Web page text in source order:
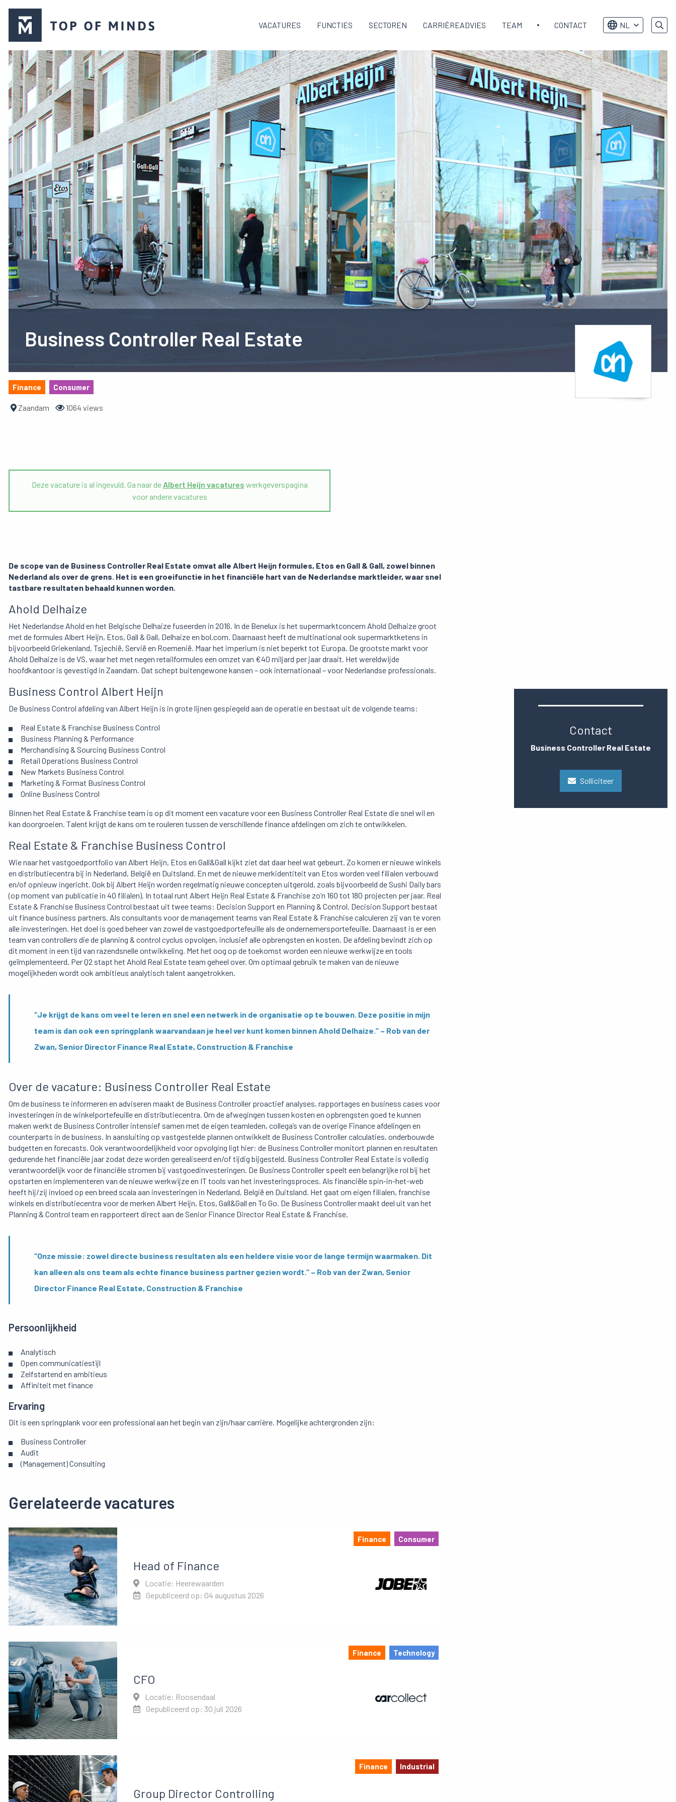
logo
VACATURES FUNCTIES SECTOREN CARRIÈREADVIES TEAM CONTACT NL
Business Controller Real Estate
Finance Consumer
Zaandam 1064 views
Deze vacature is al ingevuld. Ga naar de Albert Heijn vacatures werkgeverspagina
voor andere vacatures
De scope van de Business Controller Real Estate omvat alle Albert Heijn formules, Etos en Gall & Gall, zowel binnen
Nederland als over de grens. Het is een groeifunctie in het financiële hart van de Nederlandse marktleider, waar snel
tastbare resultaten behaald kunnen worden.
Ahold Delhaize
Het Nederlandse Ahold en het Belgische Delhaize fuseerden in 2016. In de Benelux is het supermarktconcern Ahold Delhaize groot
met de formules Albert Heijn, Etos, Gall & Gall, Delhaize en bol.com. Daarnaast heeft de multinational ook supermarktketens in
bijvoorbeeld Griekenland, Tsjechië, Servië en Roemenië. Maar het imperium is niet beperkt tot Europa. De grootste markt voor
Ahold Delhaize is de VS, waar het met negen retailformules een omzet van €40 miljard per jaar draait. Het wereldwijde
hoofdkantoor is gevestigd in Zaandam. Dat schept buitengewone kansen – ook internationaal – voor Nederlandse professionals.
Business Control Albert Heijn
De Business Control afdeling van Albert Heijn is in grote lijnen gespiegeld aan de operatie en bestaat uit de volgende teams:
Real Estate & Franchise Business Control
Business Planning & Performance
Merchandising & Sourcing Business Control
Retail Operations Business Control
New Markets Business Control
Marketing & Format Business Control
Online Business Control
Binnen het Real Estate & Franchise team is op dit moment een vacature voor een Business Controller Real Estate die snel wil en
kan doorgroeien. Talent krijgt de kans om te rouleren tussen de verschillende finance afdelingen om zich te ontwikkelen.
Real Estate & Franchise Business Control
Wie naar het vastgoedportfolio van Albert Heijn, Etos en Gall&Gall kijkt ziet dat daar heel wat gebeurt. Zo komen er nieuwe winkels
en distributiecentra bij in Nederland, België en Duitsland. En met de nieuwe merkidentiteit van Etos worden veel filialen verbouwd
en/of opnieuw ingericht. Ook bij Albert Heijn worden regelmatig nieuwe concepten uitgerold, zoals bijvoorbeeld de Sushi Daily bars
(op moment van publicatie in 40 filialen). In totaal runt Albert Heijn Real Estate & Franchise zo’n 160 tot 180 projecten per jaar. Real
Estate & Franchise Business Control bestaat uit twee teams: Decision Support en Planning & Control. Decision Support bestaat
uit finance business partners. Als consultants voor de management teams van Real Estate & Franchise calculeren zij van te voren
alle investeringen. Het doel is goed beheer van zowel de vastgoedportefeuille als de ondernemersportefeuille. Daarnaast is er een
team van controllers die de planning & control cyclus opvolgen, inclusief alle opbrengsten en kosten. De afdeling bevindt zich op
dit moment in een tijd van razendsnelle ontwikkeling. Met het oog op de toekomst worden een nieuwe werkwijze en tools
geïmplementeerd. Per Q2 stapt het Ahold Real Estate team geheel over. Om optimaal gebruik te maken van de nieuwe
mogelijkheden wordt ook ambitieus analytisch talent aangetrokken.
“Je krijgt de kans om veel te leren en snel een netwerk in de organisatie op te bouwen. Deze positie in mijn
team is dan ook een springplank waarvandaan je heel ver kunt komen binnen Ahold Delhaize.” – Rob van der
Zwan, Senior Director Finance Real Estate, Construction & Franchise
Over de vacature: Business Controller Real Estate
Om de business te informeren en adviseren maakt de Business Controller proactief analyses, rapportages en business cases voor
investeringen in de winkelportefeuille en distributiecentra. Om de afwegingen tussen kosten en opbrengsten goed te kunnen
maken werkt de Business Controller intensief samen met de eigen teamleden, collega’s van de overige Finance afdelingen en
counterparts in de business. In aansluiting op vastgestelde plannen ontwikkelt de Business Controller calculaties, onderbouwde
budgetten en forecasts. Ook verantwoordelijkheid voor opvolging ligt hier: de Business Controller monitort plannen en resultaten
gedurende het financiële jaar zodat deze worden gerealiseerd en/of tijdig bijgesteld. Business Controller Real Estate is volledig
verantwoordelijk voor de financiële stromen bij vastgoedinvesteringen. De Business Controller speelt een belangrijke rol bij het
opstarten en implementeren van de nieuwe werkwijze en IT tools van het investeringsproces. Als financiële spin-in-het-web
heeft hij/zij invloed op een breed scala aan investeringen in Nederland, België en Duitsland. Het gaat om eigen filialen, franchise
winkels en distributiecentra voor de merken Albert Heijn, Etos, Gall&Gall en To Go. De Business Controller maakt deel uit van het
Planning & Control team en rapporteert direct aan de Senior Finance Director Real Estate & Franchise.
“Onze missie: zowel directe business resultaten als een heldere visie voor de lange termijn waarmaken. Dit
kan alleen als ons team als echte finance business partner gezien wordt.” – Rob van der Zwan, Senior
Director Finance Real Estate, Construction & Franchise
Persoonlijkheid
Analytisch
Open communicatiestijl
Zelfstartend en ambitieus
Affiniteit met finance
Ervaring
Dit is een springplank voor een professional aan het begin van zijn/haar carrière. Mogelijke achtergronden zijn:
Business Controller
Audit
(Management) Consulting
Gerelateerde vacatures
Finance Consumer
Head of Finance
Locatie: Heerewaarden
Gepubliceerd op: 04 augustus 2026
Finance Technology
CFO
Locatie: Roosendaal
Gepubliceerd op: 30 juli 2026
Finance Industrial
Group Director Controlling
Contact
Business Controller Real Estate
Solliciteer